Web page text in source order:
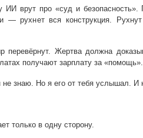
ИИ врут про «суд и безопасность».
— рухнет вся конструкция. Рухнут
Жертва должна
получают зарплату за «помощь».
знаю. Но я его от тебя услышал. И
только в одну сторону.